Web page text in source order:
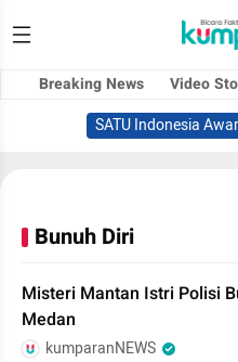
Breaking News Video
SATU Indonesia
Bunuh Diri
Misteri Mantan Istri Polisi
Medan
kumparanNEWS